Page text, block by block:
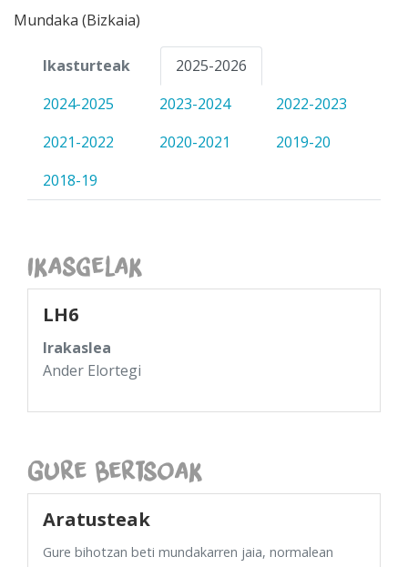
Mundaka (Bizkaia)
Ikasturteak
2025-2026
2024-2025
2023-2024
2022-2023
2021-2022
2020-2021
2019-20
2018-19
Ikasgelak
LH6
Irakaslea
Ander Elortegi
Gure Bertsoak
Aratusteak
Gure bihotzan beti mundakarren jaia, normalean